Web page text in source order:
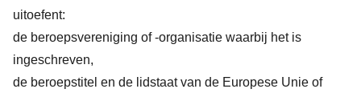
uitoefent:
de beroepsvereniging of -organisatie waarbij het is
ingeschreven,
de beroepstitel en de lidstaat van de Europese Unie of